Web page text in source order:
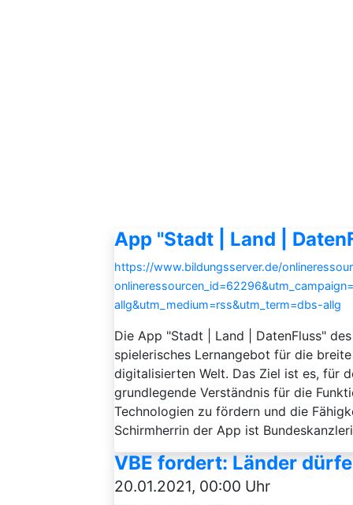
App "Stadt | Land |
https://www.bildungsserver.de/
allg&utm_medium=rss&utm_term=dbs-allg
Die App "Stadt | Land | DatenFluss"
spielerisches Lernangebot für die
digitalisierten Welt. Das Ziel ist es, für
grundlegende Verständnis für die
Technologien zu fördern und die
Schirmherrin der App ist
VBE fordert: Länder
20.01.2021, 00:00 Uhr